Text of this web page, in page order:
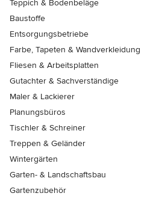
Teppich & Bodenbeläge
Baustoffe
Entsorgungsbetriebe
Farbe, Tapeten & Wandverkleidung
Fliesen & Arbeitsplatten
Gutachter & Sachverständige
Maler & Lackierer
Planungsbüros
Tischler & Schreiner
Treppen & Geländer
Wintergärten
Garten- & Landschaftsbau
Gartenzubehör